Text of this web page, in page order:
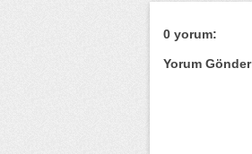
0 yorum:
Yorum Gönder